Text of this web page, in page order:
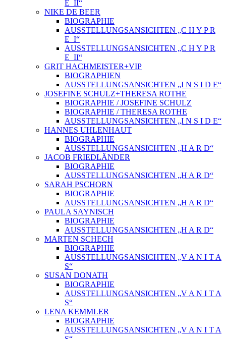
E_II“
NIKE DE BEER
BIOGRAPHIE
AUSSTELLUNGSANSICHTEN „C H Y P R
E_I“
AUSSTELLUNGSANSICHTEN „C H Y P R
E_II“
GRIT HACHMEISTER+VIP
BIOGRAPHIEN
AUSSTELLUNGSANSICHTEN „I N S I D E“
JOSEFINE SCHULZ+THERESA ROTHE
BIOGRAPHIE / JOSEFINE SCHULZ
BIOGRAPHIE / THERESA ROTHE
AUSSTELLUNGSANSICHTEN „I N S I D E“
HANNES UHLENHAUT
BIOGRAPHIE
AUSSTELLUNGSANSICHTEN „H A R D“
JACOB FRIEDLÄNDER
BIOGRAPHIE
AUSSTELLUNGSANSICHTEN „H A R D“
SARAH PSCHORN
BIOGRAPHIE
AUSSTELLUNGSANSICHTEN „H A R D“
PAULA SAYNISCH
BIOGRAPHIE
AUSSTELLUNGSANSICHTEN „H A R D“
MARTEN SCHECH
BIOGRAPHIE
AUSSTELLUNGSANSICHTEN „V A N I T A
S“
SUSAN DONATH
BIOGRAPHIE
AUSSTELLUNGSANSICHTEN „V A N I T A
S“
LENA KEMMLER
BIOGRAPHIE
AUSSTELLUNGSANSICHTEN „V A N I T A